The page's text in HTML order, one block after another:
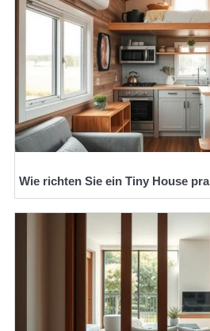
Wie richten Sie ein Tiny House